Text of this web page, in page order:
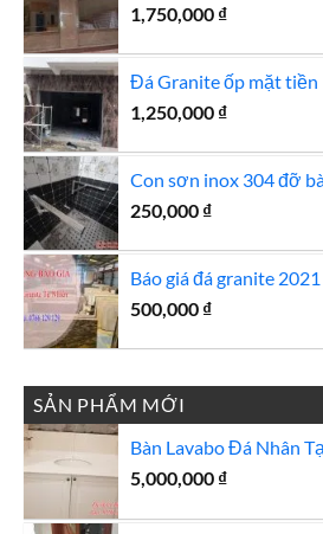
1,750,000 ₫
Đá Granite ốp mặt tiền
1,250,000 ₫
Con sơn inox 304 đỡ
250,000 ₫
Báo giá đá granite 2021
500,000 ₫
SẢN PHẨM MỚI
Bàn Lavabo Đá Nhân
5,000,000 ₫